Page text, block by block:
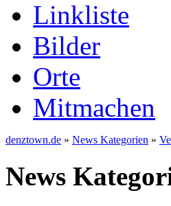
Linkliste
Bilder
Orte
Mitmachen
denztown.de » News Kategorien »
News